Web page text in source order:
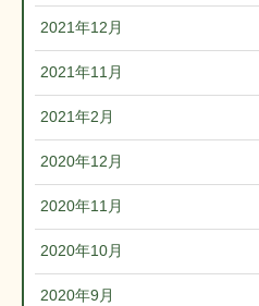
2021年12月
2021年11月
2021年2月
2020年12月
2020年11月
2020年10月
2020年9月